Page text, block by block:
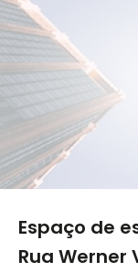
Espaço de
Rua Werner